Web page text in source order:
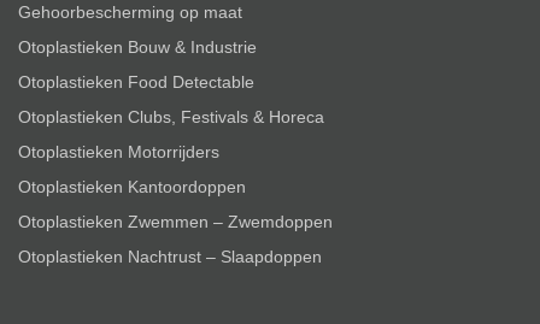
Gehoorbescherming op maat
Otoplastieken Bouw & Industrie
Otoplastieken Food Detectable
Otoplastieken Clubs, Festivals & Horeca
Otoplastieken Motorrijders
Otoplastieken Kantoordoppen
Otoplastieken Zwemmen – Zwemdoppen
Otoplastieken Nachtrust – Slaapdoppen